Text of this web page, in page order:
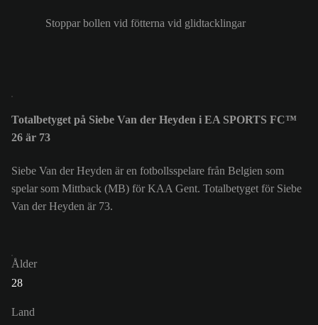
Stoppar bollen vid fötterna vid glidtacklingar
Totalbetyget på Siebe Van der Heyden i EA SPORTS FC™
26 är 73
Siebe Van der Heyden är en fotbollsspelare från Belgien som
spelar som Mittback (MB) för KAA Gent. Totalbetyget för Siebe
Van der Heyden är 73.
Ålder
28
Land